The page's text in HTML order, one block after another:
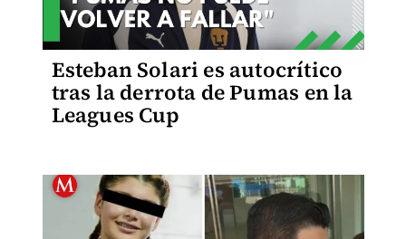
Esteban Solari es autocrítico
tras la derrota de Pumas en la
Leagues Cup